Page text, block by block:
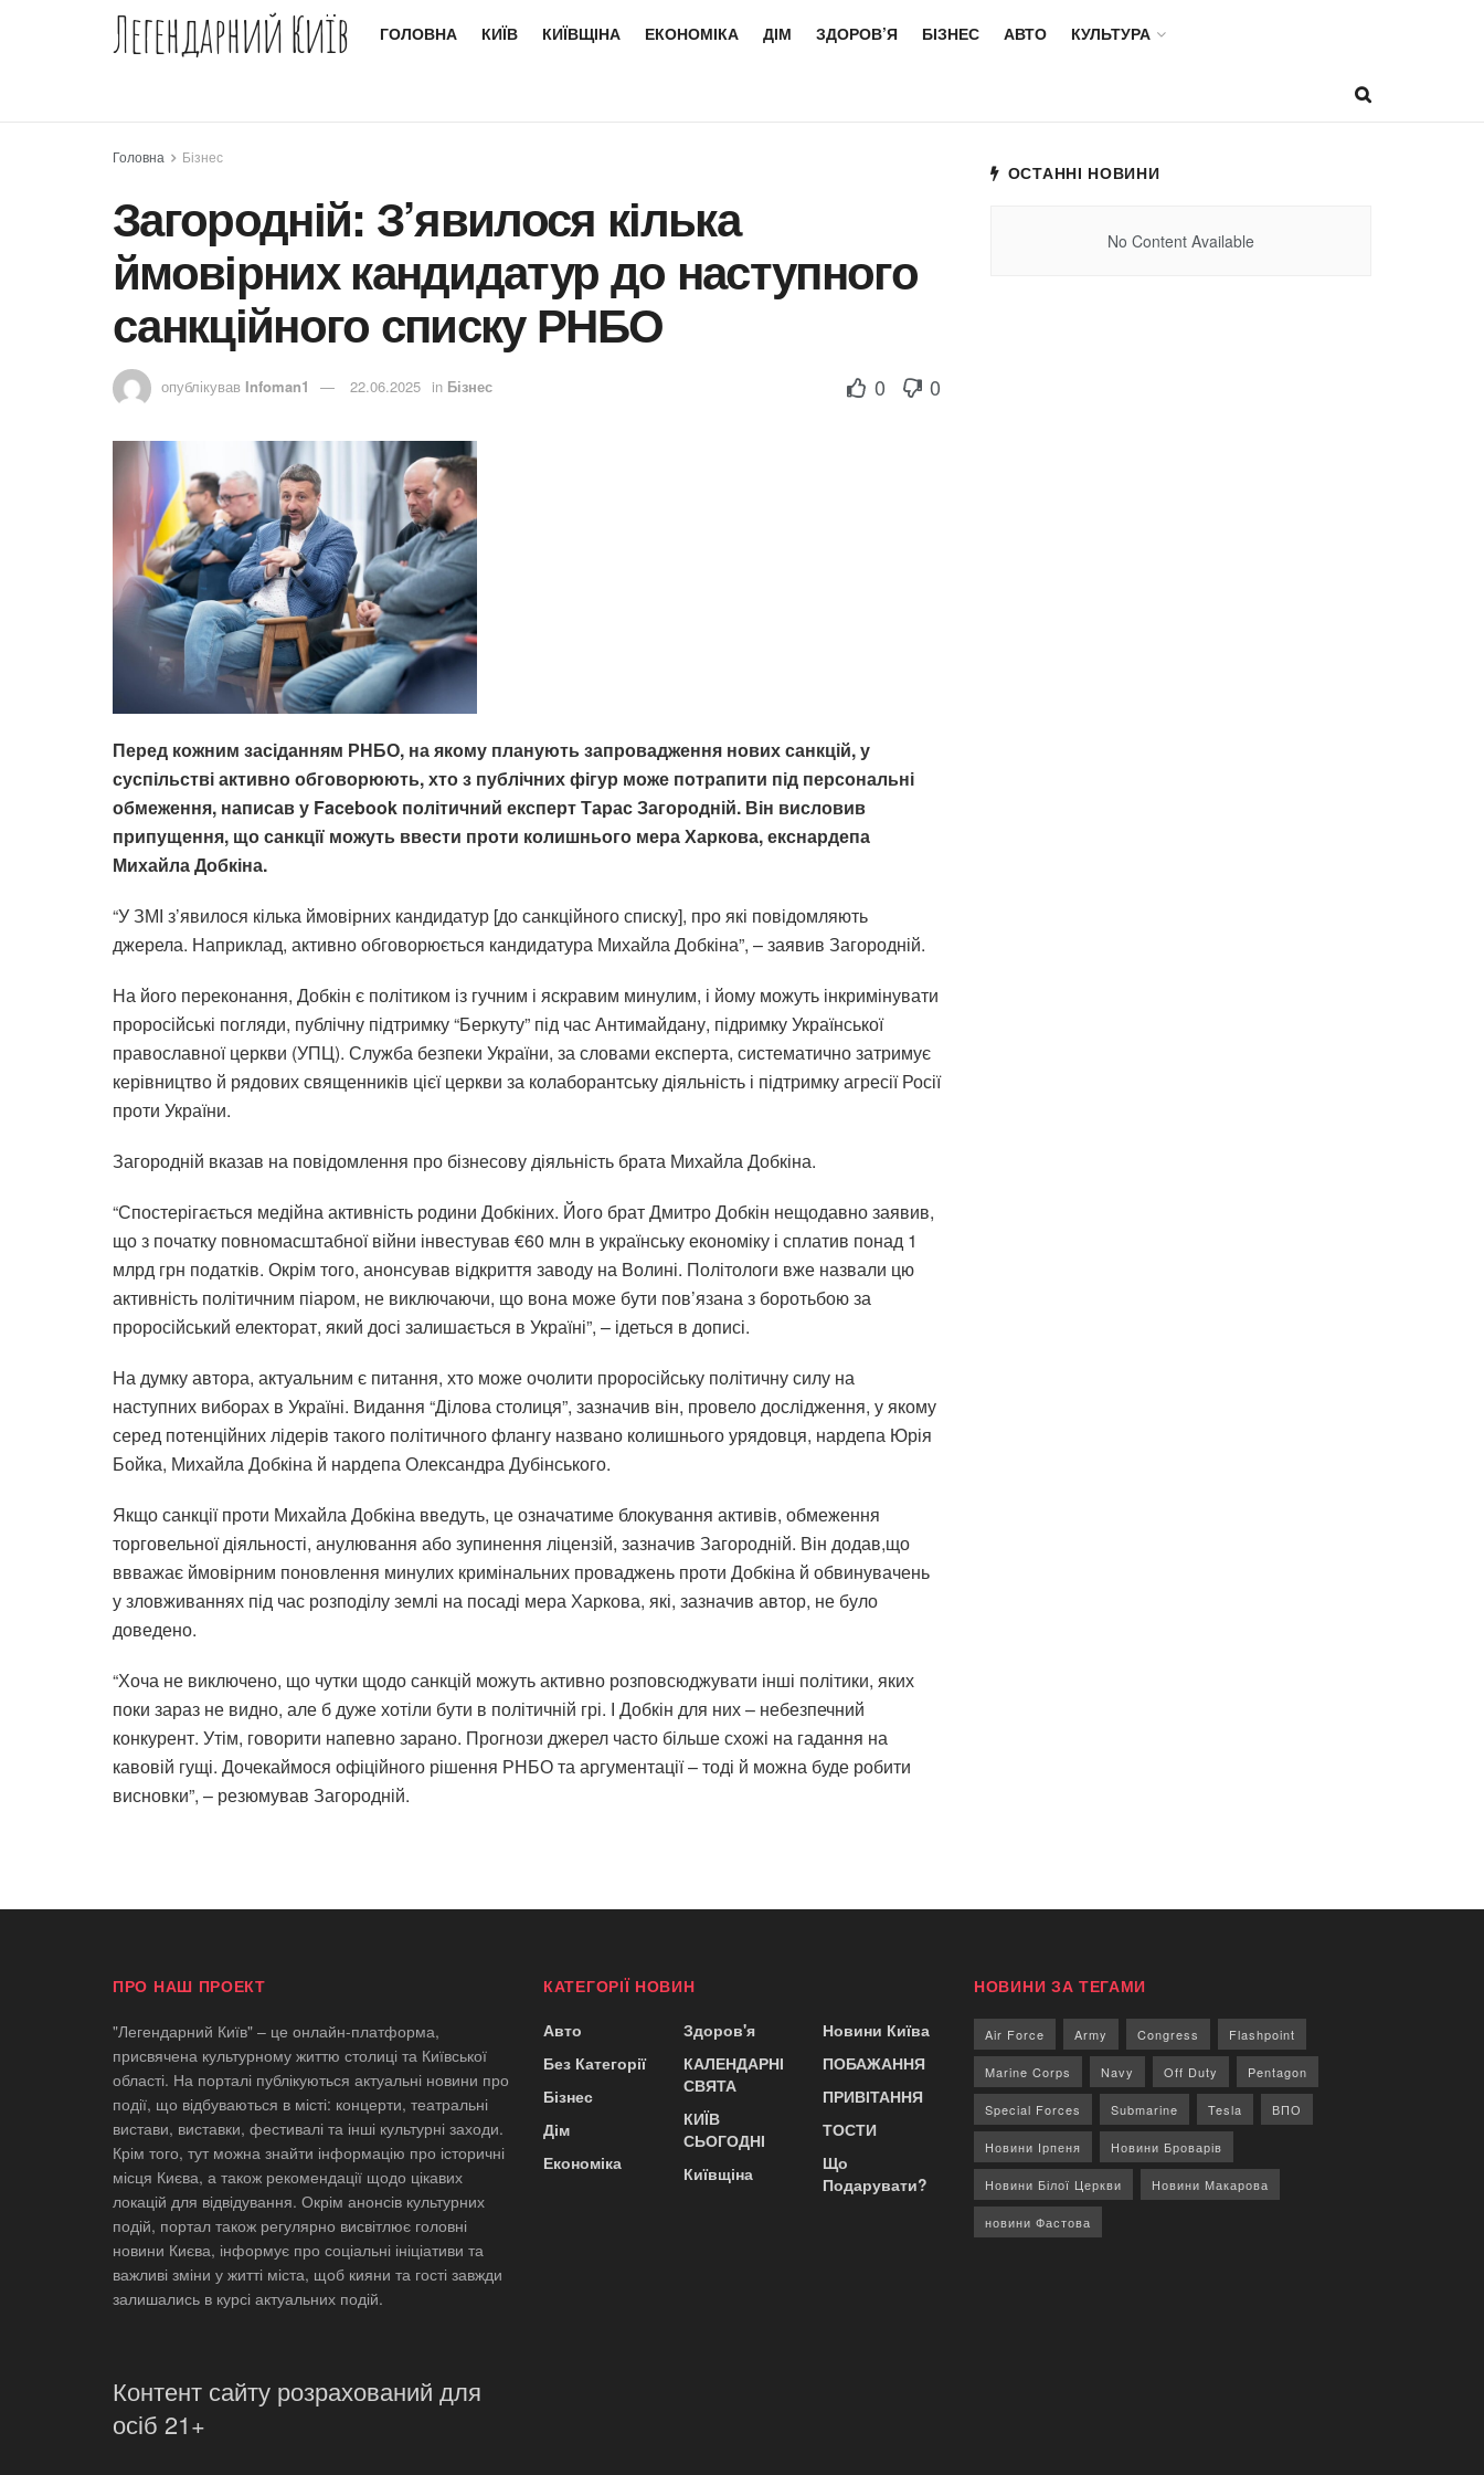
Легендарний Київ ГОЛОВНА КИЇВ КИЇВЩІНА ЕКОНОМІКА ДІМ ЗДОРОВ’Я БІЗНЕС АВТО КУЛЬТУРА
Головна Бізнес
Загородній: З’явилося кілька
ймовірних кандидатур до наступного
санкційного списку РНБО
опублікував Infoman1 22.06.2025 in Бізнес 0 0
Перед кожним засіданням РНБО, на якому планують запровадження нових санкцій, у
суспільстві активно обговорюють, хто з публічних фігур може потрапити під персональні
обмеження, написав у Facebook політичний експерт Тарас Загородній. Він висловив
припущення, що санкції можуть ввести проти колишнього мера Харкова, екснардепа
Михайла Добкіна.
“У ЗМІ з’явилося кілька ймовірних кандидатур [до санкційного списку], про які повідомляють
джерела. Наприклад, активно обговорюється кандидатура Михайла Добкіна”, – заявив Загородній.
На його переконання, Добкін є політиком із гучним і яскравим минулим, і йому можуть інкримінувати
проросійські погляди, публічну підтримку “Беркуту” під час Антимайдану, підримку Української
православної церкви (УПЦ). Служба безпеки України, за словами експерта, систематично затримує
керівництво й рядових священників цієї церкви за колаборантську діяльність і підтримку агресії Росії
проти України.
Загородній вказав на повідомлення про бізнесову діяльність брата Михайла Добкіна.
“Спостерігається медійна активність родини Добкіних. Його брат Дмитро Добкін нещодавно заявив,
що з початку повномасштабної війни інвестував €60 млн в українську економіку і сплатив понад 1
млрд грн податків. Окрім того, анонсував відкриття заводу на Волині. Політологи вже назвали цю
активність політичним піаром, не виключаючи, що вона може бути пов’язана з боротьбою за
проросійський електорат, який досі залишається в Україні”, – ідеться в дописі.
На думку автора, актуальним є питання, хто може очолити проросійську політичну силу на
наступних виборах в Україні. Видання “Ділова столиця”, зазначив він, провело дослідження, у якому
серед потенційних лідерів такого політичного флангу названо колишнього урядовця, нардепа Юрія
Бойка, Михайла Добкіна й нардепа Олександра Дубінського.
Якщо санкції проти Михайла Добкіна введуть, це означатиме блокування активів, обмеження
торговельної діяльності, анулювання або зупинення ліцензій, зазначив Загородній. Він додав,що
ввважає ймовірним поновлення минулих кримінальних проваджень проти Добкіна й обвинувачень
у зловживаннях під час розподілу землі на посаді мера Харкова, які, зазначив автор, не було
доведено.
“Хоча не виключено, що чутки щодо санкцій можуть активно розповсюджувати інші політики, яких
поки зараз не видно, але б дуже хотіли бути в політичній грі. І Добкін для них – небезпечний
конкурент. Утім, говорити напевно зарано. Прогнози джерел часто більше схожі на гадання на
кавовій гущі. Дочекаймося офіційного рішення РНБО та аргументації – тоді й можна буде робити
висновки”, – резюмував Загородній.
ОСТАННІ НОВИНИ
No Content Available
ПРО НАШ ПРОЕКТ
"Легендарний Київ" – це онлайн-платформа,
присвячена культурному життю столиці та Київської
області. На порталі публікуються актуальні новини про
події, що відбуваються в місті: концерти, театральні
вистави, виставки, фестивалі та інші культурні заходи.
Крім того, тут можна знайти інформацію про історичні
місця Києва, а також рекомендації щодо цікавих
локацій для відвідування. Окрім анонсів культурних
подій, портал також регулярно висвітлює головні
новини Києва, інформує про соціальні ініціативи та
важливі зміни у житті міста, щоб кияни та гості завжди
залишались в курсі актуальних подій.
Контент сайту розрахований для
осіб 21+
КАТЕГОРІЇ НОВИН
Авто
Без Категорії
Бізнес
Дім
Економіка
Здоров'я
КАЛЕНДАРНІ
СВЯТА
КИЇВ
СЬОГОДНІ
Київщіна
Новини Київа
ПОБАЖАННЯ
ПРИВІТАННЯ
ТОСТИ
Що
Подарувати?
НОВИНИ ЗА ТЕГАМИ
Air Force Army Congress Flashpoint
Marine Corps Navy Off Duty Pentagon
Special Forces Submarine Tesla ВПО
Новини Ірпеня Новини Броварів
Новини Білої Церкви Новини Макарова
новини Фастова